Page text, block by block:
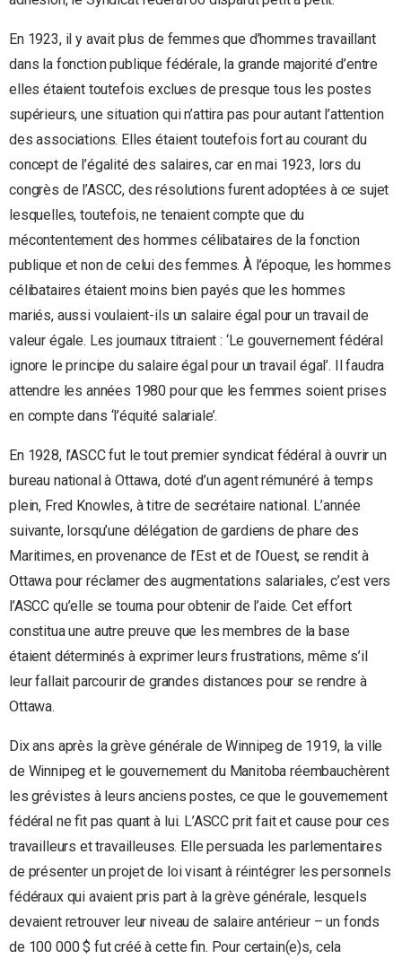
En 1923, il y avait plus de femmes que d’hommes travaillant
dans la fonction publique fédérale, la grande majorité d’entre
elles étaient toutefois exclues de presque tous les postes
supérieurs, une situation qui n’attira pas pour autant l’attention
des associations. Elles étaient toutefois fort au courant du
concept de l’égalité des salaires, car en mai 1923, lors du
congrès de l’ASCC, des résolutions furent adoptées à ce sujet
lesquelles, toutefois, ne tenaient compte que du
mécontentement des hommes célibataires de la fonction
publique et non de celui des femmes. À l’époque, les hommes
célibataires étaient moins bien payés que les hommes
mariés, aussi voulaient-ils un salaire égal pour un travail de
valeur égale. Les journaux titraient : ‘Le gouvernement fédéral
ignore le principe du salaire égal pour un travail égal’. Il faudra
attendre les années 1980 pour que les femmes soient prises
en compte dans ‘l’équité salariale’.
En 1928, l’ASCC fut le tout premier syndicat fédéral à ouvrir un
bureau national à Ottawa, doté d’un agent rémunéré à temps
plein, Fred Knowles, à titre de secrétaire national. L’année
suivante, lorsqu’une délégation de gardiens de phare des
Maritimes, en provenance de l’Est et de l’Ouest, se rendit à
Ottawa pour réclamer des augmentations salariales, c’est vers
l’ASCC qu’elle se tourna pour obtenir de l’aide. Cet effort
constitua une autre preuve que les membres de la base
étaient déterminés à exprimer leurs frustrations, même s’il
leur fallait parcourir de grandes distances pour se rendre à
Ottawa.
Dix ans après la grève générale de Winnipeg de 1919, la ville
de Winnipeg et le gouvernement du Manitoba réembauchèrent
les grévistes à leurs anciens postes, ce que le gouvernement
fédéral ne fit pas quant à lui. L’ASCC prit fait et cause pour ces
travailleurs et travailleuses. Elle persuada les parlementaires
de présenter un projet de loi visant à réintégrer les personnels
fédéraux qui avaient pris part à la grève générale, lesquels
devaient retrouver leur niveau de salaire antérieur – un fonds
de 100 000 $ fut créé à cette fin. Pour certain(e)s, cela